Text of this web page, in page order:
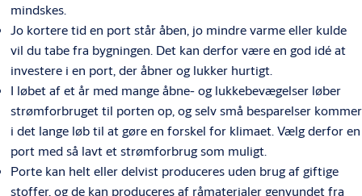
mindskes.
Jo kortere tid en port står åben, jo mindre varme eller kulde
vil du tabe fra bygningen. Det kan derfor være en god idé at
investere i en port, der åbner og lukker hurtigt.
I løbet af et år med mange åbne- og lukkebevægelser løber
strømforbruget til porten op, og selv små besparelser kommer
i det lange løb til at gøre en forskel for klimaet. Vælg derfor en
port med så lavt et strømforbrug som muligt.
Porte kan helt eller delvist produceres uden brug af giftige
stoffer, og de kan produceres af råmaterialer genvundet fra